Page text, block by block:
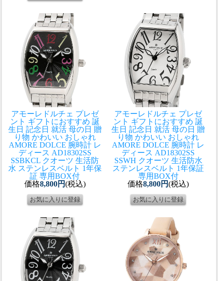
アモーレドルチェ プレゼ
ント ギフトにおすすめ 誕
生日 記念日 就活 母の日 贈
り物 かわいい おしゃれ
AMORE DOLCE 腕時計 レ
ディース AD18302SS
SSBKCL クオーツ 生活防
水 ステンレスベルト 1年保
証 専用BOX付
価格8,800円(税込)
アモーレドルチェ プレゼ
ント ギフトにおすすめ 誕
生日 記念日 就活 母の日 贈
り物 かわいい おしゃれ
AMORE DOLCE 腕時計 レ
ディース AD18302SS
SSWH クオーツ 生活防水
ステンレスベルト 1年保証
専用BOX付
価格8,800円(税込)